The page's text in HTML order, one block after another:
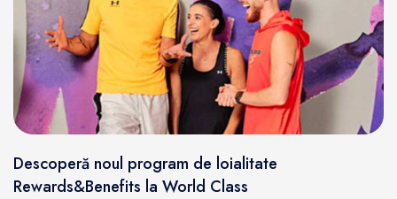
Descoperă noul program de loialitate
Rewards&Benefits la World Class